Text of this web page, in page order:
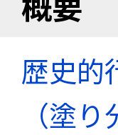
歴史的
（塗